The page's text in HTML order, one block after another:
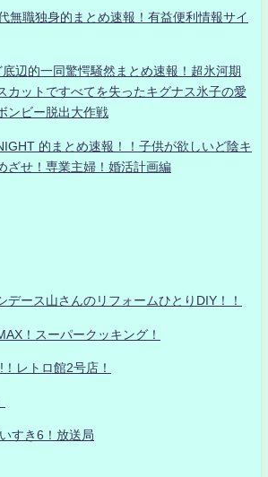
職独身的まとめ速報！有益便利情報サイ
辺的一同驚愕騒然まとめ速報！超氷河期
カットですべてを失ったキグナス氷子の愛
ンビー脱出大作戦
的まとめ速報！！子供が欲しいど陰キ
ざせ！専業主婦！婚活計画編
デース山さんのリフォームひとりDIY！！
！スーパークッキング！
レトロ館2号店！
すき6！放送局